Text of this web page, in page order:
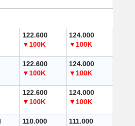
122.600
▼100K
124.000
▼100K
122.600
▼100K
124.000
▼100K
122.600
▼100K
124.000
▼100K
110.000
111.000